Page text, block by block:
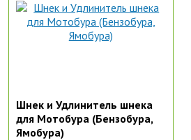
Шнек и Удлинитель шнека
для Мотобура (Бензобура,
Ямобура)